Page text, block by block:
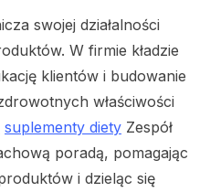
swojej działalności
W firmie kładzie
klientów i budowanie
właściwości
suplementy diety Zespół
poradą, pomagając
i dzieląc się